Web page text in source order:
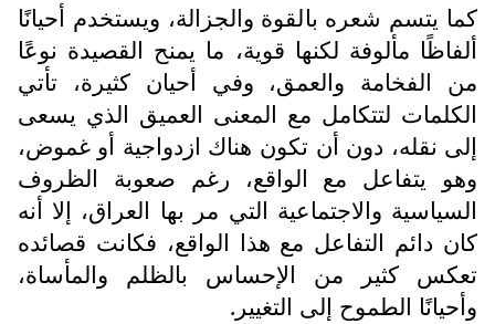
كما يتسم شعره بالقوة والجزالة، ويستخدم أحيانًا
ألفاظًا مألوفة لكنها قوية، ما يمنح القصيدة نوعًا
من الفخامة والعمق، وفي أحيان كثيرة، تأتي
الكلمات لتتكامل مع المعنى العميق الذي يسعى
إلى نقله، دون أن تكون هناك ازدواجية أو غموض،
وهو يتفاعل مع الواقع، رغم صعوبة الظروف
السياسية والاجتماعية التي مر بها العراق، إلا أنه
كان دائم التفاعل مع هذا الواقع، فكانت قصائده
تعكس كثير من الإحساس بالظلم والمأساة،
وأحيانًا الطموح إلى التغيير.